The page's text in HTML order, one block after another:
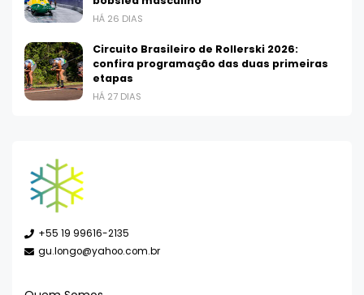
HÁ 26 DIAS
Circuito Brasileiro de Rollerski 2026:
confira programação das duas primeiras
etapas
HÁ 27 DIAS
+55 19 99616-2135
gu.longo@yahoo.com.br